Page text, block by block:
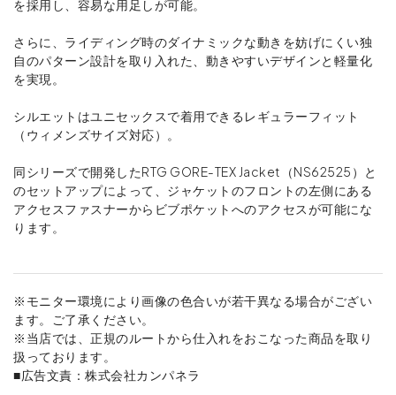
を採用し、容易な用足しが可能。
さらに、ライディング時のダイナミックな動きを妨げにくい独
自のパターン設計を取り入れた、動きやすいデザインと軽量化
を実現。
シルエットはユニセックスで着用できるレギュラーフィット
（ウィメンズサイズ対応）。
同シリーズで開発したRTG GORE-TEX Jacket（NS62525）と
のセットアップによって、ジャケットのフロントの左側にある
アクセスファスナーからビブポケットへのアクセスが可能にな
ります。
※モニター環境により画像の色合いが若干異なる場合がござい
ます。ご了承ください。
※当店では、正規のルートから仕入れをおこなった商品を取り
扱っております。
■広告文責：株式会社カンパネラ